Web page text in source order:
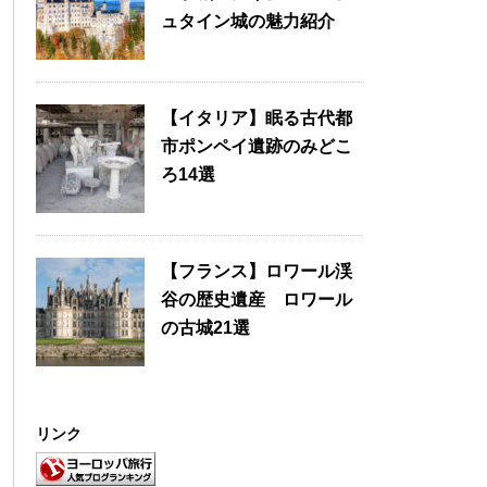
ュタイン城の魅力紹介
【イタリア】眠る古代都
市ポンペイ遺跡のみどこ
ろ14選
【フランス】ロワール渓
谷の歴史遺産 ロワール
の古城21選
リンク